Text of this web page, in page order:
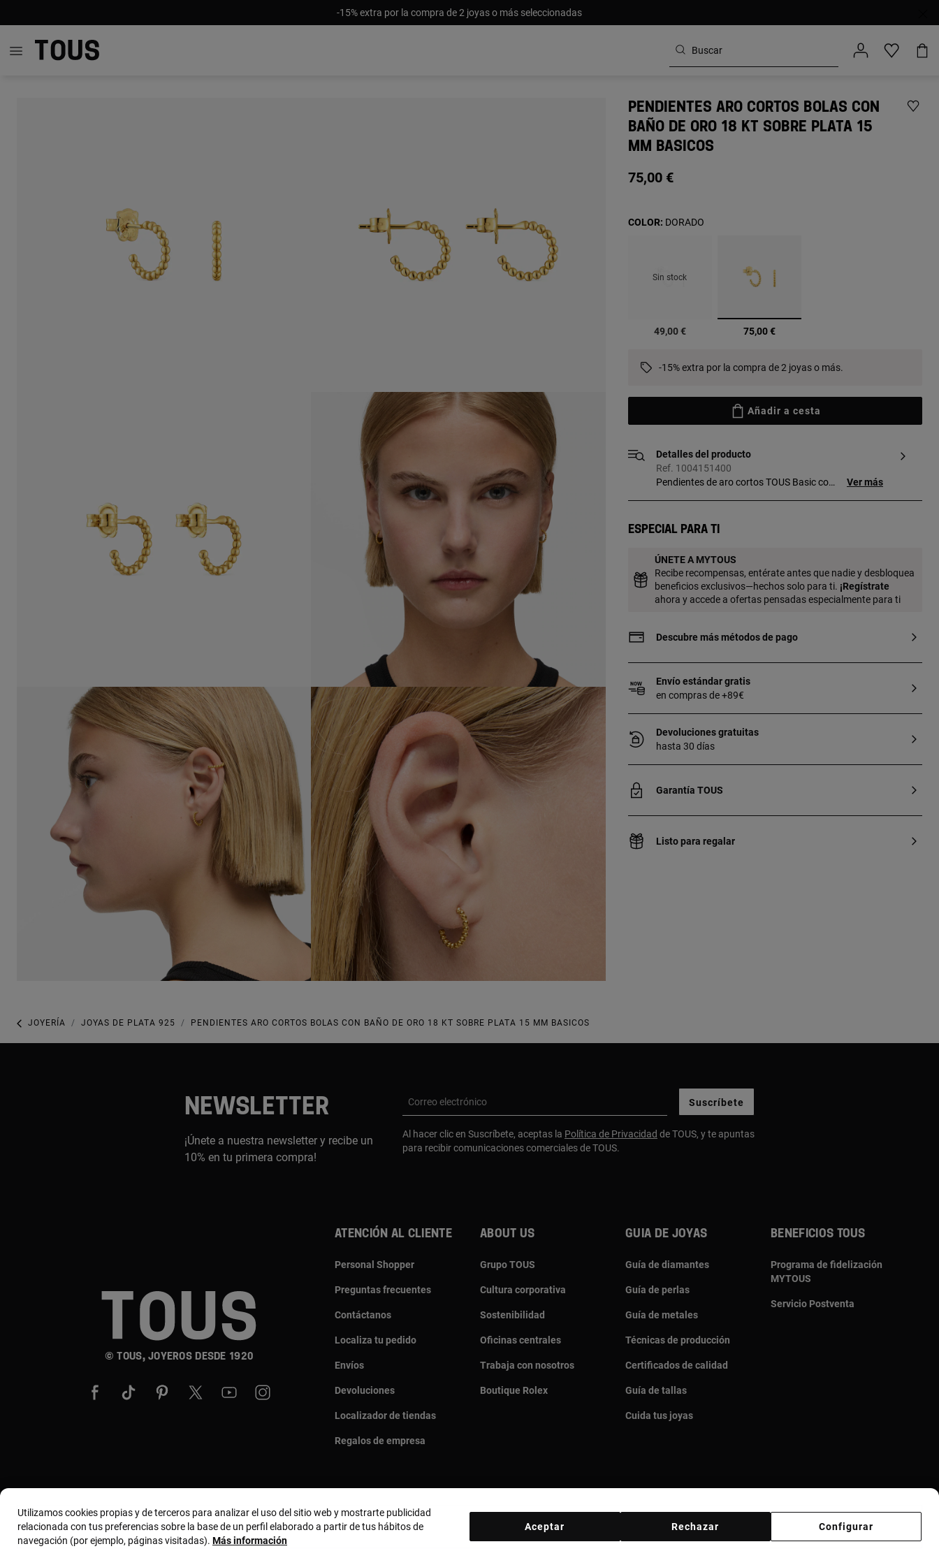
-15% extra por la compra de 2 joyas o más seleccionadas
PENDIENTES ARO CORTOS BOLAS CON
BAÑO DE ORO 18 KT SOBRE PLATA 15
MM BASICOS
75,00 €
Sin stock
49,00 € seleccionado
75,00 €
COLOR: DORADO
-15% extra por la compra de 2 joyas o más.
Añadir a cesta
Detalles del producto
Ref. 1004151400
Pendientes de aro cortos TOUS Basic con
presión. Pieza fabricada con plata de
y 3 micras de espesor. Esta calidad
garantiza una mayor durabilidad de la
joya.
Ver más
Especial para ti
ÚNETE A MYTOUS
Recibe recompensas, entérate antes que nadie y desbloquea
beneficios exclusivos—hechos solo para ti. ¡Regístrate
ahora y accede a ofertas pensadas especialmente para ti
Descubre más métodos de pago
Envío estándar gratis
en compras de +89€
Devoluciones gratuitas
hasta 30 días
Garantía TOUS
Listo para regalar
JOYERÍA JOYAS DE PLATA 925 PENDIENTES ARO CORTOS BOLAS CON BAÑO DE ORO 18 KT SOBRE PLATA 15 MM BASICOS
NEWSLETTER
¡Únete a nuestra newsletter y recibe un
10% en tu primera compra!
Correo electrónico Suscríbete
Al hacer clic en Suscríbete, aceptas la Política de Privacidad de TOUS, y te apuntas
para recibir comunicaciones comerciales de TOUS.
© TOUS, JOYEROS DESDE 1920
Atención al cliente
Personal Shopper
Preguntas frecuentes
Contáctanos
Localiza tu pedido
Envíos
Devoluciones
Localizador de tiendas
Regalos de empresa
About us
Grupo TOUS
Cultura corporativa
Sostenibilidad
Oficinas centrales
Trabaja con nosotros
Boutique Rolex
Guia de joyas
Guía de diamantes
Guía de perlas
Guía de metales
Técnicas de producción
Certificados de calidad
Guía de tallas
Cuida tus joyas
Beneficios TOUS
Programa de fidelización
MYTOUS
Servicio Postventa
País y moneda: España (Península Y Baleares) / Euro
Utilizamos cookies propias y de terceros para analizar el uso del sitio web y mostrarte publicidad
relacionada con tus preferencias sobre la base de un perfil elaborado a partir de tus hábitos de
navegación (por ejemplo, páginas visitadas). Más información
Configurar
Rechazar
Aceptar